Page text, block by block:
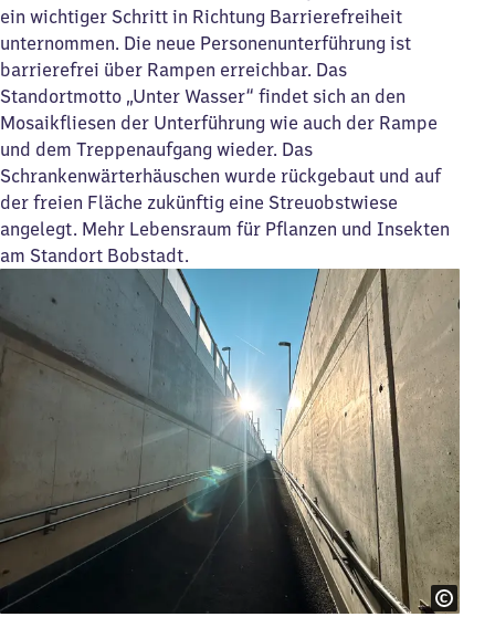
ein wichtiger Schritt in Richtung Barrierefreiheit
unternommen. Die neue Personenunterführung ist
barrierefrei über Rampen erreichbar. Das
Standortmotto „Unter Wasser“ findet sich an den
Mosaikfliesen der Unterführung wie auch der Rampe
und dem Treppenaufgang wieder. Das
Schrankenwärterhäuschen wurde rückgebaut und auf
der freien Fläche zukünftig eine Streuobstwiese
angelegt. Mehr Lebensraum für Pflanzen und Insekten
am Standort Bobstadt.